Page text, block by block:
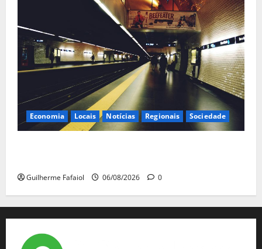
Economia Locais Notícias Regionais Sociedade
Guilherme Fafaiol 06/08/2026 0